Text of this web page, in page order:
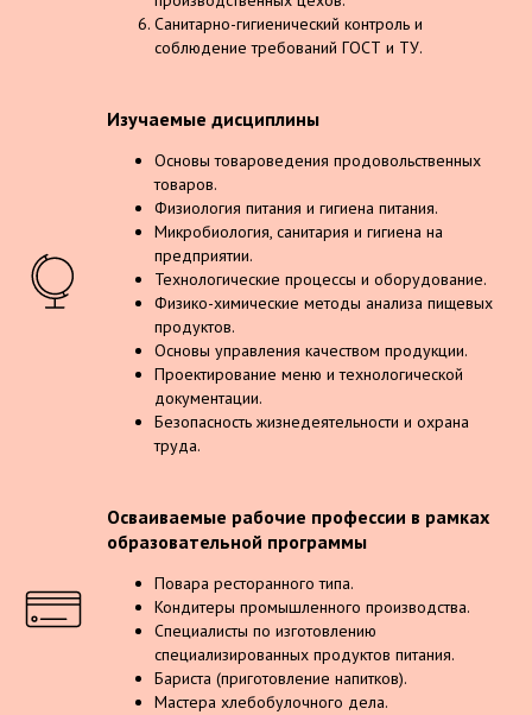
Санитарно-гигиенический контроль и
соблюдение требований ГОСТ и ТУ.
Изучаемые дисциплины
Основы товароведения продовольственных
товаров.
Физиология питания и гигиена питания.
Микробиология, санитария и гигиена на
предприятии.
Технологические процессы и оборудование.
Физико-химические методы анализа пищевых
продуктов.
Основы управления качеством продукции.
Проектирование меню и технологической
документации.
Безопасность жизнедеятельности и охрана
труда.
Осваиваемые рабочие профессии в рамках
образовательной программы
Повара ресторанного типа.
Кондитеры промышленного производства.
Специалисты по изготовлению
специализированных продуктов питания.
Бариста (приготовление напитков).
Мастера хлебобулочного дела.